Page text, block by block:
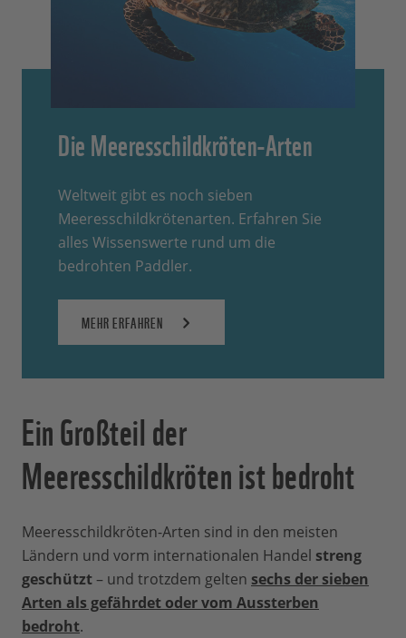
Die Meeresschildkröten-Arten
Weltweit gibt es noch sieben
Meeresschildkrötenarten. Erfahren Sie
alles Wissenswerte rund um die
bedrohten Paddler.
MEHR ERFAHREN
Ein Großteil der
Meeresschildkröten ist bedroht
Meeresschildkröten-Arten sind in den meisten
Ländern und vorm internationalen Handel streng
geschützt– und trotzdem gelten sechs der sieben
Arten als gefährdet oder vom Aussterben
bedroht.